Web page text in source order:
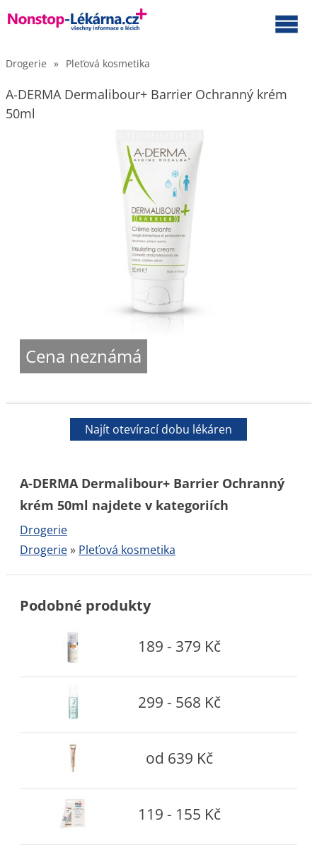
Drogerie » Pleťová kosmetika
A-DERMA Dermalibour+ Barrier Ochranný krém
50ml
Cena neznámá
Najít otevírací dobu lékáren
A-DERMA Dermalibour+ Barrier Ochranný
krém 50ml najdete v kategoriích
Drogerie
Drogerie» Pleťová kosmetika
Podobné produkty
189 - 379 Kč
299 - 568 Kč
od 639 Kč
119 - 155 Kč